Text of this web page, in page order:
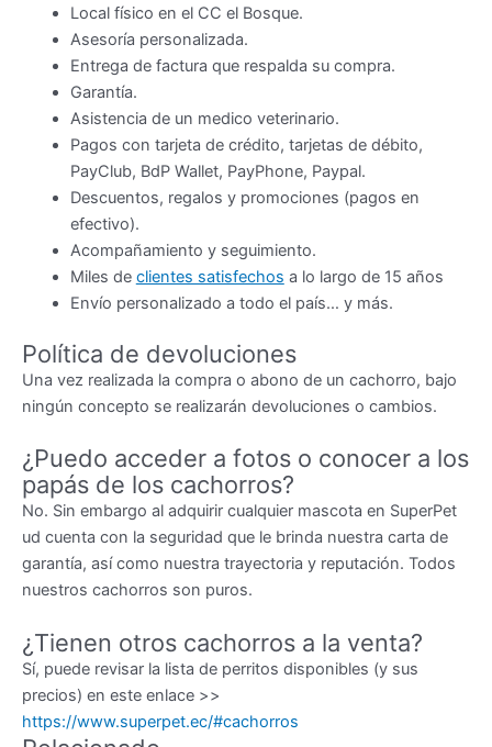
Local físico en el CC el Bosque.
Asesoría personalizada.
Entrega de factura que respalda su compra.
Garantía.
Asistencia de un medico veterinario.
Pagos con tarjeta de crédito, tarjetas de débito,
PayClub, BdP Wallet, PayPhone, Paypal.
Descuentos, regalos y promociones (pagos en
efectivo).
Acompañamiento y seguimiento.
Miles de clientes satisfechos a lo largo de 15 años
Envío personalizado a todo el país… y más.
Política de devoluciones
Una vez realizada la compra o abono de un cachorro, bajo
ningún concepto se realizarán devoluciones o cambios.
¿Puedo acceder a fotos o conocer a los
papás de los cachorros?
No. Sin embargo al adquirir cualquier mascota en SuperPet
ud cuenta con la seguridad que le brinda nuestra carta de
garantía, así como nuestra trayectoria y reputación. Todos
nuestros cachorros son puros.
¿Tienen otros cachorros a la venta?
Sí, puede revisar la lista de perritos disponibles (y sus
precios) en este enlace >>
https://www.superpet.ec/#cachorros